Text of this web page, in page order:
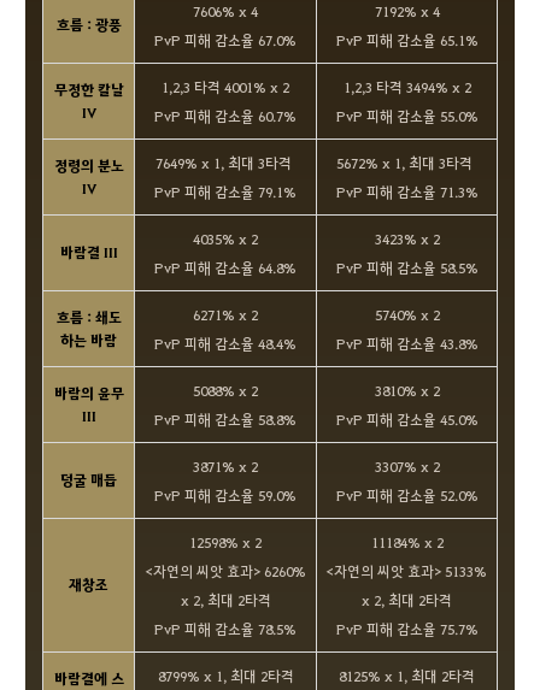
흐름 : 광풍
7606% x 4
PvP 피해 감소율 67.0%
7192% x 4
PvP 피해 감소율 65.1%
무정한 칼날
IV
1,2,3 타격 4001% x 2
PvP 피해 감소율 60.7%
1,2,3 타격 3494% x 2
PvP 피해 감소율 55.0%
정령의 분노
IV
7649% x 1, 최대 3타격
PvP 피해 감소율 79.1%
5672% x 1, 최대 3타격
PvP 피해 감소율 71.3%
바람결 III
4035% x 2
PvP 피해 감소율 64.8%
3423% x 2
PvP 피해 감소율 58.5%
흐름 : 쇄도
하는 바람
6271% x 2
PvP 피해 감소율 48.4%
5740% x 2
PvP 피해 감소율 43.8%
바람의 윤무
III
5088% x 2
PvP 피해 감소율 58.8%
3810% x 2
PvP 피해 감소율 45.0%
덩굴 매듭
3871% x 2
PvP 피해 감소율 59.0%
3307% x 2
PvP 피해 감소율 52.0%
재창조
12598% x 2
<자연의 씨앗 효과> 6260%
x 2, 최대 2타격
PvP 피해 감소율 78.5%
11184% x 2
<자연의 씨앗 효과> 5133%
x 2, 최대 2타격
PvP 피해 감소율 75.7%
바람결에 스
8799% x 1, 최대 2타격
8125% x 1, 최대 2타격